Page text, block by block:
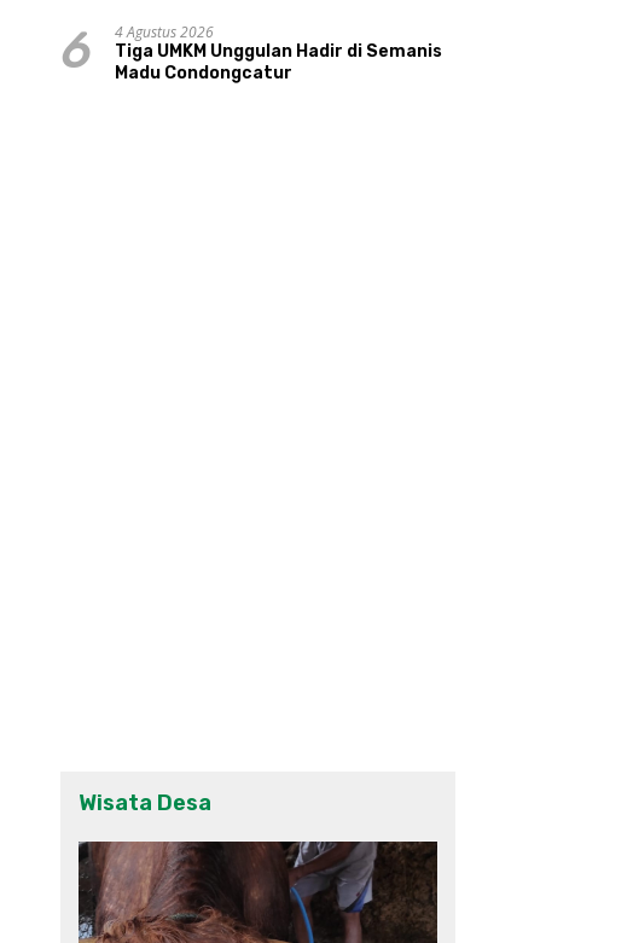
Ngipikrejo 1
6
4 Agustus 2026
Tiga UMKM Unggulan Hadir di Semanis
Madu Condongcatur
Wisata Desa